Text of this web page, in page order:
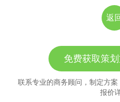
返
免费获取策
联系专业的商务顾问，制定方
报价